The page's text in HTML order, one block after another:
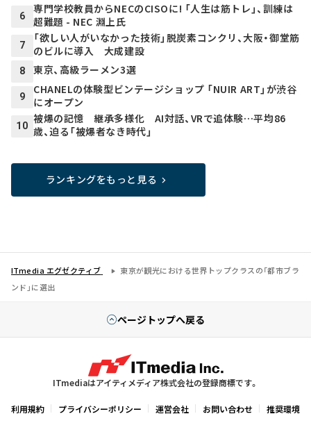
6
専門学校教員からNECのCISOに! 「人生は筋トレ」、訓練は
超難題 - NEC 淵上氏
7
「欲しい人がいなかった技術」脱炭素コンクリ、大阪・御堂筋
のビルに導入 大成建設
8 東京、高級ラーメン3選
9
CHANELの体験型ビンテージショップ 「NUIR ART」が渋谷
にオープン
10
被爆の記憶 継承多様化 AI対話、VRで追体験…平均86
歳、迫る「被爆者なき時代」
ランキングをもっと見る
ITmedia エグゼクティブ
東京が観光における世界トップクラスの「都市ブラ
ンド」に選出
ページトップへ戻る
ITmediaはアイティメディア株式会社の登録商標です。
利用規約 プライバシーポリシー 運営会社 お問い合わせ 推奨環境